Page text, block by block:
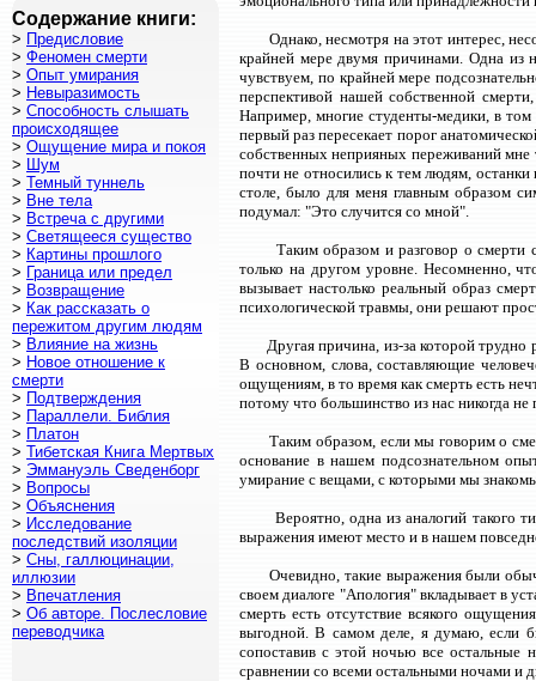
Однако, несмотря на этот интерес,
крайней мере двумя причинами. Одна из
чувствуем, по крайней мере
перспективой нашей собственной
Например, многие студенты-медики, в
первый раз пересекает порог
собственных неприяных переживаний мне
почти не относились к тем людям,
столе, было для меня главным образом
подумал: "Это случится со мной".
Таким образом и разговор о смерти
только на другом уровне. Несомненно,
вызывает настолько реальный образ
психологической травмы, они решают
Другая причина, из-за которой трудно
В основном, слова, составляющие
ощущениям, в то время как смерть есть
потому что большинство из нас никогда не
Таким образом, если мы говорим о
основание в нашем подсознательном
умирание с вещами, с которыми мы
Вероятно, одна из аналогий такого
выражения имеют место и в нашем
Очевидно, такие выражения были
своем диалоге "Апология" вкладывает в
смерть есть отсутствие всякого
выгодной. В самом деле, я думаю, если
сопоставив с этой ночью все
сравнении со всеми остальными ночами и
Содержание книги:
> Предисловие
> Феномен смерти
> Опыт умирания
> Невыразимость
> Способность слышать
происходящее
> Ощущение мира и покоя
> Шум
> Темный туннель
> Вне тела
> Встреча с другими
> Светящееся существо
> Картины прошлого
> Граница или предел
> Возвращение
> Как рассказать о
пережитом другим людям
> Влияние на жизнь
> Новое отношение к
смерти
> Подтверждения
> Параллели. Библия
> Платон
> Тибетская Книга Мертвых
> Эммануэль Сведенборг
> Вопросы
> Объяснения
> Исследование
последствий изоляции
> Сны, галлюцинации,
иллюзии
> Впечатления
> Об авторе. Послесловие
переводчика